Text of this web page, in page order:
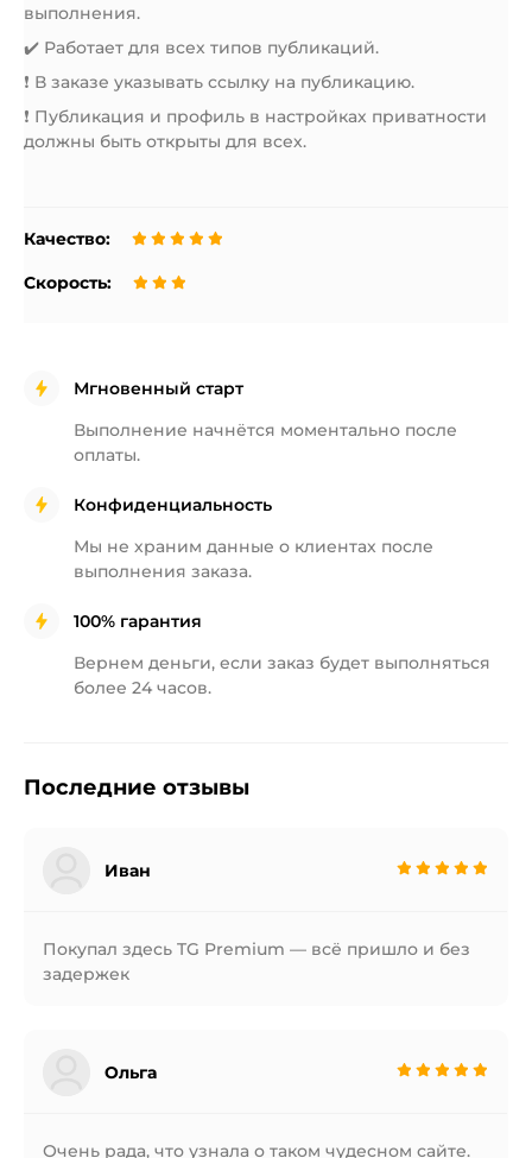
выполнения.
✔️ Работает для всех типов публикаций.
❗️ В заказе указывать ссылку на публикацию.
❗️ Публикация и профиль в настройках приватности
должны быть открыты для всех.
Качество:
Скорость:
Мгновенный старт
Выполнение начнётся моментально после
оплаты.
Конфиденциальность
Мы не храним данные о клиентах после
выполнения заказа.
100% гарантия
Вернем деньги, если заказ будет выполняться
более 24 часов.
Последние отзывы
Иван
Покупал здесь TG Premium — всё пришло и без
задержек
Ольга
Очень рада, что узнала о таком чудесном сайте.